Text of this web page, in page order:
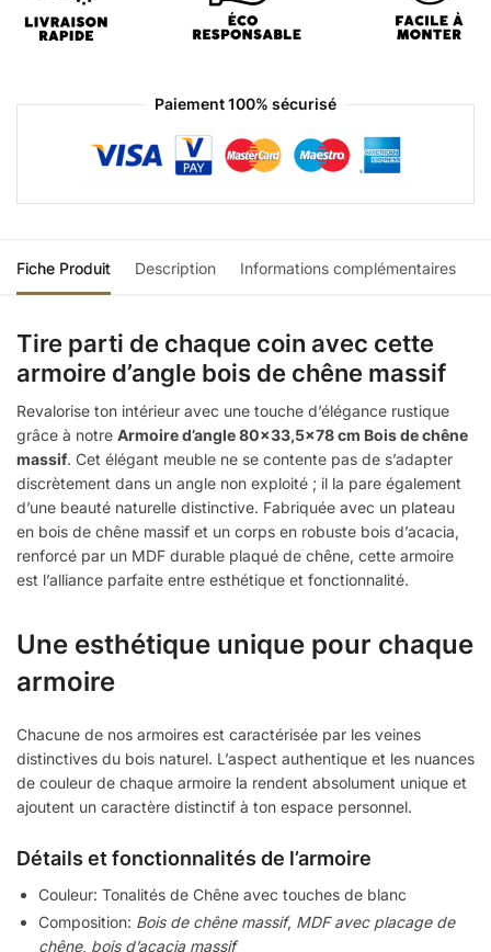
Paiement 100% sécurisé
Fiche Produit Description Informations complémentaires
Tire parti de chaque coin avec cette
armoire d’angle bois de chêne massif
Revalorise ton intérieur avec une touche d’élégance rustique
grâce à notre Armoire d’angle 80×33,5×78 cm Bois de chêne
massif. Cet élégant meuble ne se contente pas de s’adapter
discrètement dans un angle non exploité ; il la pare également
d’une beauté naturelle distinctive. Fabriquée avec un plateau
en bois de chêne massif et un corps en robuste bois d’acacia,
renforcé par un MDF durable plaqué de chêne, cette armoire
est l’alliance parfaite entre esthétique et fonctionnalité.
Une esthétique unique pour chaque
armoire
Chacune de nos armoires est caractérisée par les veines
distinctives du bois naturel. L’aspect authentique et les nuances
de couleur de chaque armoire la rendent absolument unique et
ajoutent un caractère distinctif à ton espace personnel.
Détails et fonctionnalités de l’armoire
Couleur: Tonalités de Chêne avec touches de blanc
Composition: Bois de chêne massif, MDF avec placage de
chêne, bois d’acacia massif